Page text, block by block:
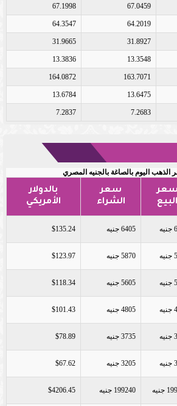
67.0459
67.1998
64.2019
64.3547
31.8927
31.9665
13.3548
13.3836
163.7071
164.0872
13.6475
13.6784
7.2683
7.2837
اليوم بالصاغة بالجنيه المصري
سعر
البيع
سعر
الشراء
بالدولار
الأمريكي
6405 جنيه $135.24
5870 جنيه $123.97
5605 جنيه $118.34
4805 جنيه $101.43
3735 جنيه $78.89
3205 جنيه $67.62
جنيه 199240 جنيه $4206.45